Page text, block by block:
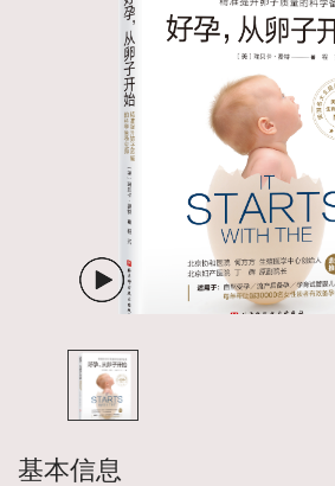
基本信息